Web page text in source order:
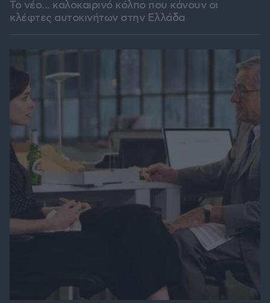
Το νέο... καλοκαιρινό κόλπο που κάνουν οι
κλέφτες αυτοκινήτων στην Ελλάδα